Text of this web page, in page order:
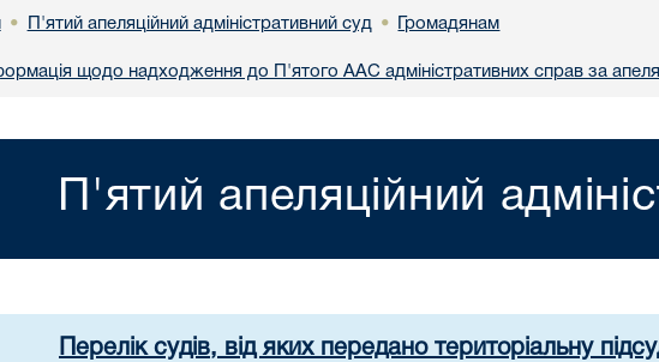
• П'ятий апеляційний адміністративний суд • Громадянам
щодо надходження до П'ятого ААС адміністративних справ за
П'ятий апеляційний
Перелік судів, від яких передано територіальну